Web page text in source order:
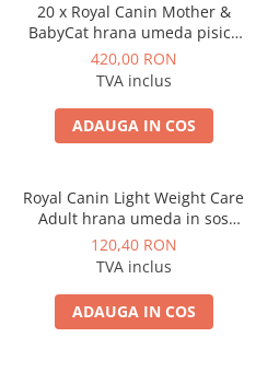
20 x Royal Canin Mother &
BabyCat hrana umeda pisica
mama si puii pana la 4 luni,
195 g
420,00 RON
TVA inclus
ADAUGA IN COS
Royal Canin Light Weight Care
Adult hrana umeda in sos
pisica pentru limitarea
cresterii in greutate, 12 x 85 g
120,40 RON
TVA inclus
ADAUGA IN COS